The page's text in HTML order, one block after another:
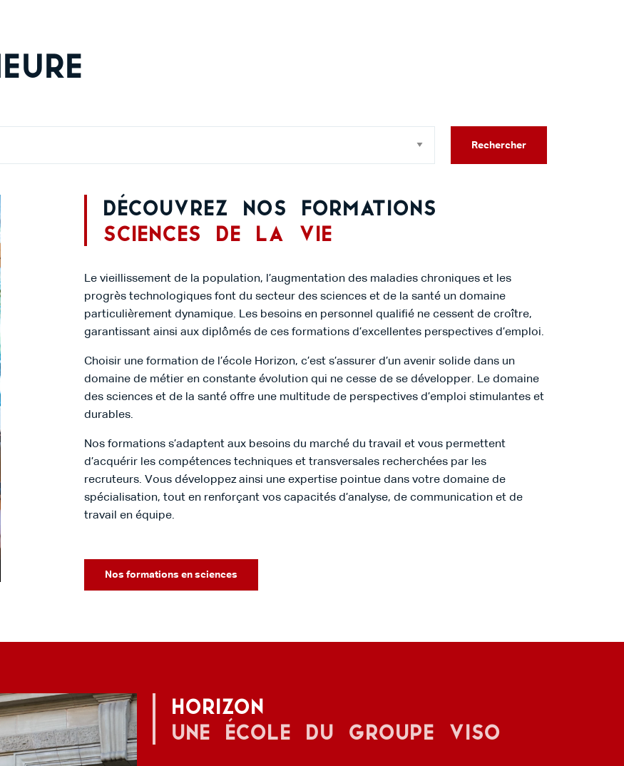
Rechercher
Découvrez nos formations
Sciences de la vie
Le vieillissement de la population, l’augmentation des maladies chroniques et les
progrès technologiques font du secteur des sciences et de la santé un domaine
particulièrement dynamique. Les besoins en personnel qualifié ne cessent de croître,
garantissant ainsi aux diplômés de ces formations d’excellentes perspectives d’emploi.
Choisir une formation de l’école Horizon, c’est s’assurer d’un avenir solide dans un
domaine de métier en constante évolution qui ne cesse de se développer. Le domaine
des sciences et de la santé offre une multitude de perspectives d’emploi stimulantes et
durables.
Nos formations s’adaptent aux besoins du marché du travail et vous permettent
d’acquérir les compétences techniques et transversales recherchées par les
recruteurs. Vous développez ainsi une expertise pointue dans votre domaine de
spécialisation, tout en renforçant vos capacités d’analyse, de communication et de
travail en équipe.
Nos formations en sciences
HORIZON
une école du groupe Viso